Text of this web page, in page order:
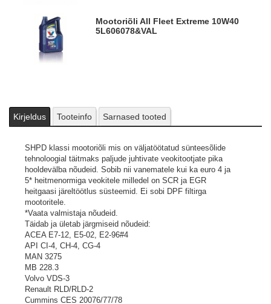
Mootoriõli All Fleet Extreme 10W40
5L606078&VAL
Kirjeldus Tooteinfo Sarnased tooted
SHPD klassi mootoriõli mis on väljatöötatud sünteesõlide
tehnoloogial täitmaks paljude juhtivate veokitootjate pika
hooldevälba nõudeid. Sobib nii vanematele kui ka euro 4 ja
5* heitmenormiga veokitele milledel on SCR ja EGR
heitgaasi järeltöötlus süsteemid. Ei sobi DPF filtirga
mootoritele.
*Vaata valmistaja nõudeid.
Täidab ja ületab järgmiseid nõudeid:
ACEA E7-12, E5-02, E2-96#4
API CI-4, CH-4, CG-4
MAN 3275
MB 228.3
Volvo VDS-3
Renault RLD/RLD-2
Cummins CES 20076/77/78